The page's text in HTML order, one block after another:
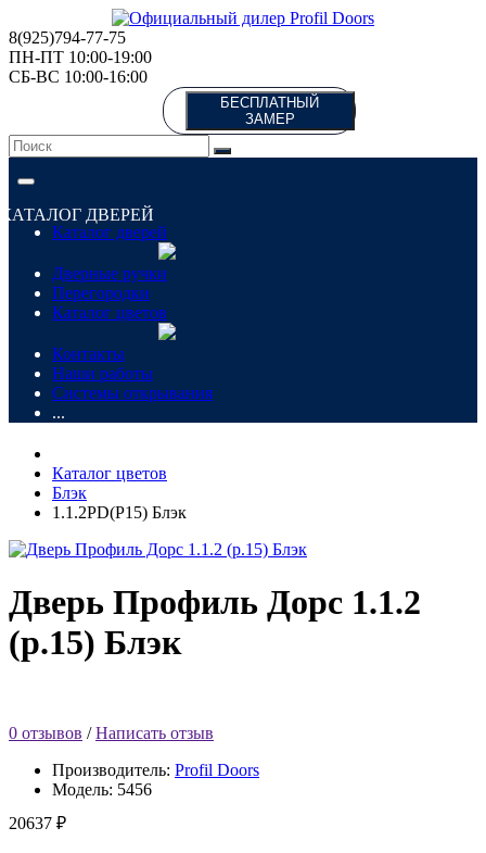
8(925)794-77-75
ПН-ПТ 10:00-19:00
СБ-ВС 10:00-16:00
БЕСПЛАТНЫЙ
ЗАМЕР
КАТАЛОГ ДВЕРЕЙ
Каталог дверей
Дверные ручки
Перегородки
Каталог цветов
Контакты
Наши работы
Системы открывания
...
Каталог цветов
Блэк
1.1.2PD(Р15) Блэк
Дверь Профиль Дорс 1.1.2
(р.15) Блэк
0 отзывов /Написать отзыв
Производитель: Profil Doors
Модель: 5456
20637 ₽